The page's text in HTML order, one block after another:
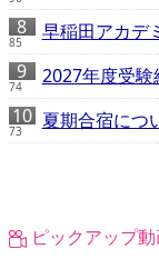
85 早稲田アカ
74 2027年度受験
73
夏期合宿につ
ピックアップ動